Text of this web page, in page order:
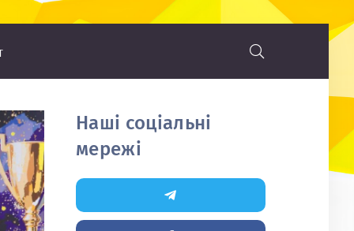
Наші соціальні
мережі